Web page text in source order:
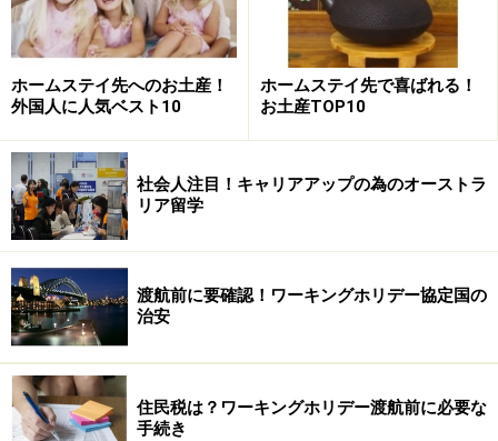
ホームステイ先へのお土産！
外国人に人気ベスト10
ホームステイ先で喜ばれる！
お土産TOP10
社会人注目！キャリアアップの為のオーストラ
リア留学
渡航前に要確認！ワーキングホリデー協定国の
治安
住民税は？ワーキングホリデー渡航前に必要な
手続き